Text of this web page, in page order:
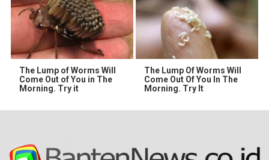
The Lump of Worms Will
Come Out of You in The
Morning. Try it
The Lump Of Worms Will
Come Out Of You In The
Morning. Try It